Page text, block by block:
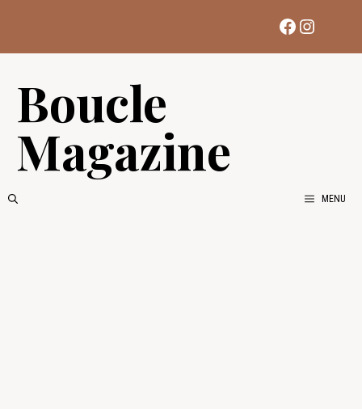
contenu
Facebook
Boucle
Magazine
MENU